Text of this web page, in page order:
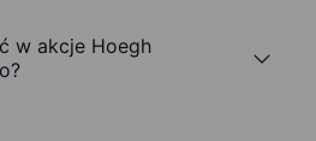
w akcje Hoegh